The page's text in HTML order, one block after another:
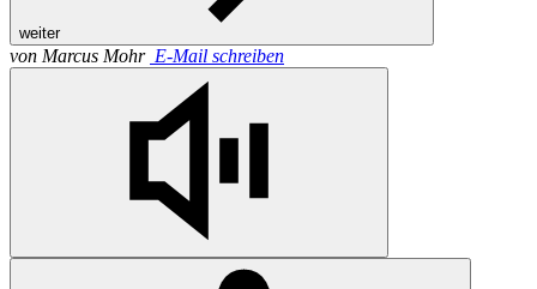
Repertoire der Marinediplomatie: Zweck eines
jeden Open Ship ist, Offenheit und
Gastfreundschaft für möglichst viele Menschen
in einem besuchten Hafen zu zeigen. Jede
persönliche Begegnung zählt.